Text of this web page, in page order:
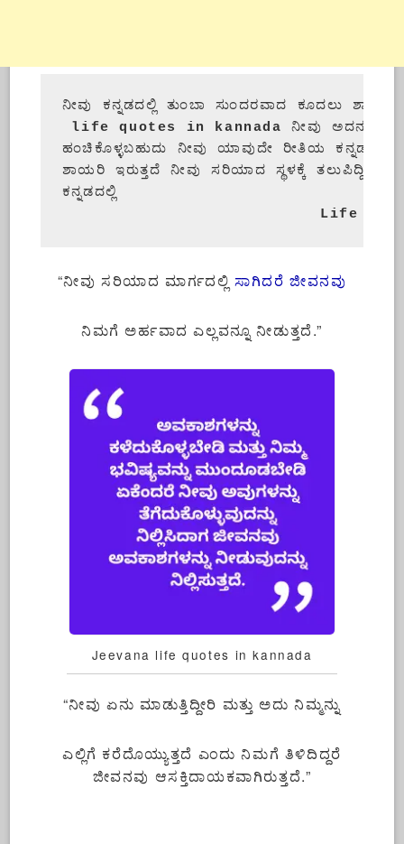
ನೀವು ಕನ್ನಡದಲ್ಲಿ ತುಂಬಾ ಸುಂದರವಾದ ಕೂದಲು
life quotes in kannada ನೀವು ಅದನ್ನು
ಹಂಚಿಕೊಳ್ಳಬಹುದು ನೀವು ಯಾವುದೇ ರೀತಿಯ ಕನ್ನಡ
ಶಾಯರಿ ಇರುತ್ತದೆ ನೀವು ಸರಿಯಾದ ಸ್ಥಳಕ್ಕೆ
Life
“ನೀವು ಸರಿಯಾದ ಮಾರ್ಗದಲ್ಲಿ ಸಾಗಿದರೆ ಜೀವನವು
ನಿಮಗೆ ಅರ್ಹವಾದ ಎಲ್ಲವನ್ನೂ ನೀಡುತ್ತದೆ.”
Jeevana life quotes in kannada
“ನೀವು ಏನು ಮಾಡುತ್ತಿದ್ದೀರಿ ಮತ್ತು ಅದು ನಿಮ್ಮನ್ನು
ಎಲ್ಲಿಗೆ ಕರೆದೊಯ್ಯುತ್ತದೆ ಎಂದು ನಿಮಗೆ ತಿಳಿದಿದ್ದರೆ
ಜೀವನವು ಆಸಕ್ತಿದಾಯಕವಾಗಿರುತ್ತದೆ.”